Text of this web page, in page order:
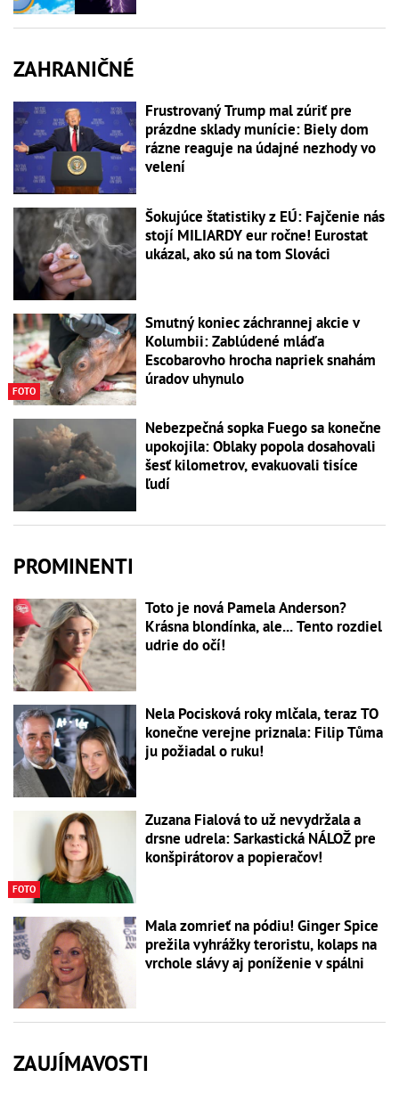
ZAHRANIČNÉ
Frustrovaný Trump mal zúriť pre
prázdne sklady munície: Biely dom
rázne reaguje na údajné nezhody vo
velení
Šokujúce štatistiky z EÚ: Fajčenie nás
stojí MILIARDY eur ročne! Eurostat
ukázal, ako sú na tom Slováci
FOTO
Smutný koniec záchrannej akcie v
Kolumbii: Zablúdené mláďa
Escobarovho hrocha napriek snahám
úradov uhynulo
Nebezpečná sopka Fuego sa konečne
upokojila: Oblaky popola dosahovali
šesť kilometrov, evakuovali tisíce
ľudí
PROMINENTI
Toto je nová Pamela Anderson?
Krásna blondínka, ale... Tento rozdiel
udrie do očí!
Nela Pocisková roky mlčala, teraz TO
konečne verejne priznala: Filip Tůma
ju požiadal o ruku!
FOTO
Zuzana Fialová to už nevydržala a
drsne udrela: Sarkastická NÁLOŽ pre
konšpirátorov a popieračov!
Mala zomrieť na pódiu! Ginger Spice
prežila vyhrážky teroristu, kolaps na
vrchole slávy aj poníženie v spálni
ZAUJÍMAVOSTI